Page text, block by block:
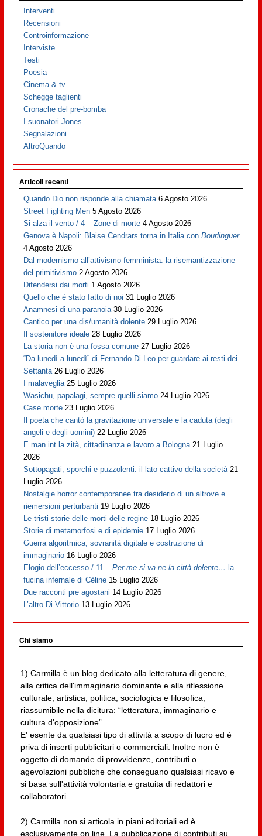
Interventi
Recensioni
Controinformazione
Interviste
Testi
Poesia
Cinema & tv
Schegge taglienti
Cronache del pre-bomba
I suonatori Jones
Segnalazioni
AltroQuando
Articoli recenti
Quando Dio non risponde alla chiamata 6 Agosto 2026
Street Fighting Men 5 Agosto 2026
Si alza il vento / 4 – Zone di morte 4 Agosto 2026
Genova è Napoli: Blaise Cendrars torna in Italia conBourlinguer
4 Agosto 2026
Dal modernismo all’attivismo femminista: la risemantizzazione
del primitivismo 2 Agosto 2026
Difendersi dai morti 1 Agosto 2026
Quello che è stato fatto di noi 31 Luglio 2026
Anamnesi di una paranoia 30 Luglio 2026
Cantico per una dis/umanità dolente 29 Luglio 2026
Il sostenitore ideale 28 Luglio 2026
La storia non è una fossa comune 27 Luglio 2026
“Da lunedì a lunedì” di Fernando Di Leo per guardare ai resti dei
Settanta 26 Luglio 2026
I malaveglia 25 Luglio 2026
Wasichu, papalagi, sempre quelli siamo 24 Luglio 2026
Case morte 23 Luglio 2026
Il poeta che cantò la gravitazione universale e la caduta (degli
angeli e degli uomini) 22 Luglio 2026
E man int la zità, cittadinanza e lavoro a Bologna 21 Luglio
2026
Sottopagati, sporchi e puzzolenti: il lato cattivo della società 21
Luglio 2026
Nostalgie horror contemporanee tra desiderio di un altrove e
riemersioni perturbanti 19 Luglio 2026
Le tristi storie delle morti delle regine 18 Luglio 2026
Storie di metamorfosi e di epidemie 17 Luglio 2026
Guerra algoritmica, sovranità digitale e costruzione di
immaginario 16 Luglio 2026
Elogio dell’eccesso / 11 –Per me si va ne la città dolente… la
fucina infernale di Cèline 15 Luglio 2026
Due racconti pre agostani 14 Luglio 2026
L’altro Di Vittorio 13 Luglio 2026
Chi siamo
1) Carmilla è un blog dedicato alla letteratura di genere,
alla critica dell'immaginario dominante e alla riflessione
culturale, artistica, politica, sociologica e filosofica,
riassumibile nella dicitura: “letteratura, immaginario e
cultura d'opposizione”.
E' esente da qualsiasi tipo di attività a scopo di lucro ed è
priva di inserti pubblicitari o commerciali. Inoltre non è
oggetto di domande di provvidenze, contributi o
agevolazioni pubbliche che conseguano qualsiasi ricavo e
si basa sull'attività volontaria e gratuita di redattori e
collaboratori.
2) Carmilla non si articola in piani editoriali ed è
esclusivamente on line. La pubblicazione di contributi su